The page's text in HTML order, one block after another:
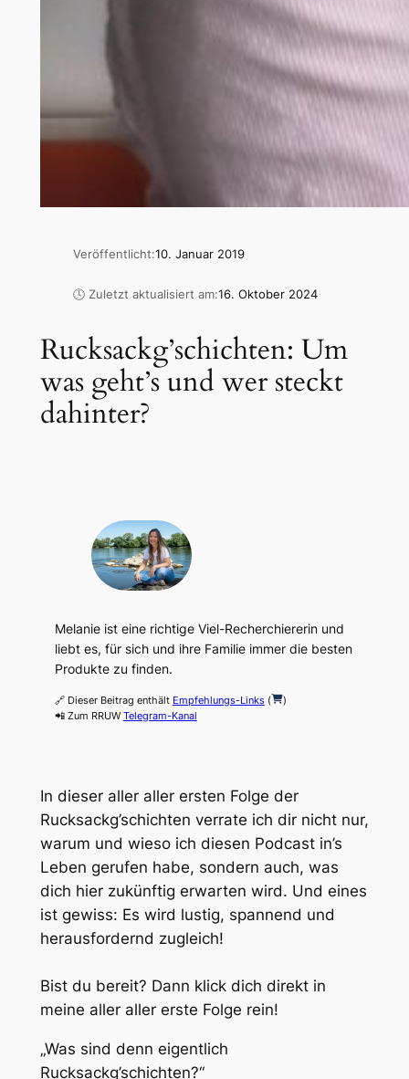
Veröffentlicht:10. Januar 2019
🕓 Zuletzt aktualisiert am:16. Oktober 2024
Rucksackg’schichten: Um
was geht’s und wer steckt
dahinter?
Melanie ist eine richtige Viel-Recherchiererin und
liebt es, für sich und ihre Familie immer die besten
Produkte zu finden.
🔗 Dieser Beitrag enthält Empfehlungs-Links(
)
📲 Zum RRUW Telegram-Kanal
In dieser aller aller ersten Folge der
Rucksackg’schichten verrate ich dir nicht nur,
warum und wieso ich diesen Podcast in’s
Leben gerufen habe, sondern auch, was
dich hier zukünftig erwarten wird. Und eines
ist gewiss: Es wird lustig, spannend und
herausfordernd zugleich!
Bist du bereit? Dann klick dich direkt in
meine aller aller erste Folge rein!
„Was sind denn eigentlich
Rucksackg’schichten?“